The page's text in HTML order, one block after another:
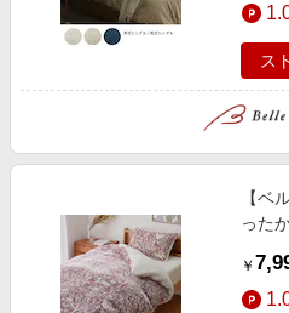
ス
【ベ
った
￥